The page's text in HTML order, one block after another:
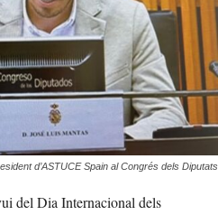
d’ASTUCE Spain al Congrés dels Diputats
del Dia Internacional dels